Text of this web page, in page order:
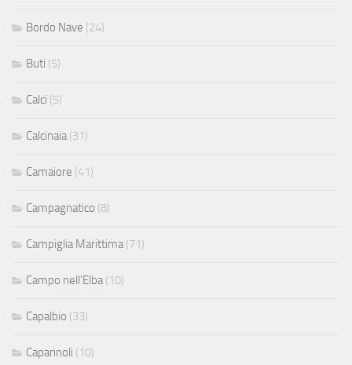
Bordo Nave (24)
Buti (5)
Calci (5)
Calcinaia (31)
Camaiore (41)
Campagnatico (8)
Campiglia Marittima (71)
Campo nell'Elba (10)
Capalbio (33)
Capannoli (10)